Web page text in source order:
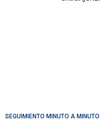
SEGUIMIENTO MINUTO A MINUTO